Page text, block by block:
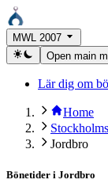
MWL 2007
Open main
Lär dig om
Home
Jordbro
Bönetider i Jordbro